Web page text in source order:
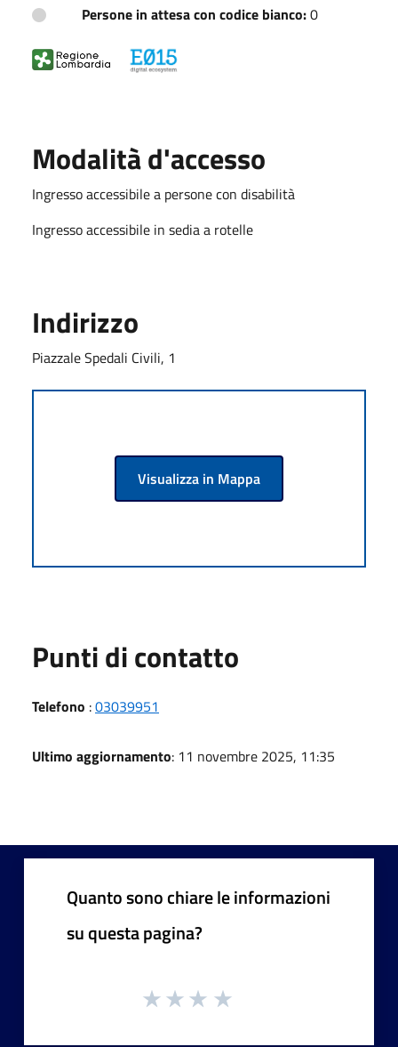
Persone in attesa con codice bianco:0
Modalità d'accesso
Ingresso accessibile a persone con disabilità
Ingresso accessibile in sedia a rotelle
Indirizzo
Piazzale Spedali Civili, 1
Visualizza in Mappa
Punti di contatto
Telefono :03039951
Ultimo aggiornamento: 11 novembre 2025, 11:35
Quanto sono chiare le informazioni
su questa pagina?